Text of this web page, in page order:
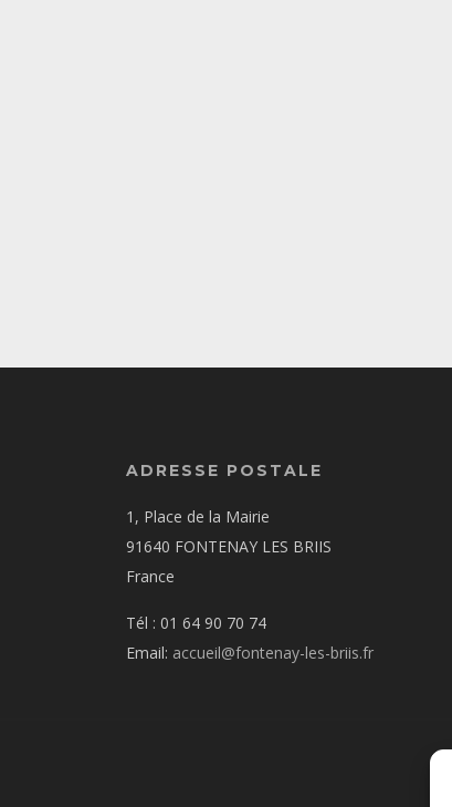
ADRESSE POSTALE
1, Place de la Mairie
91640 FONTENAY LES BRIIS
France
Tél : 01 64 90 70 74
Email: accueil@fontenay-les-briis.fr